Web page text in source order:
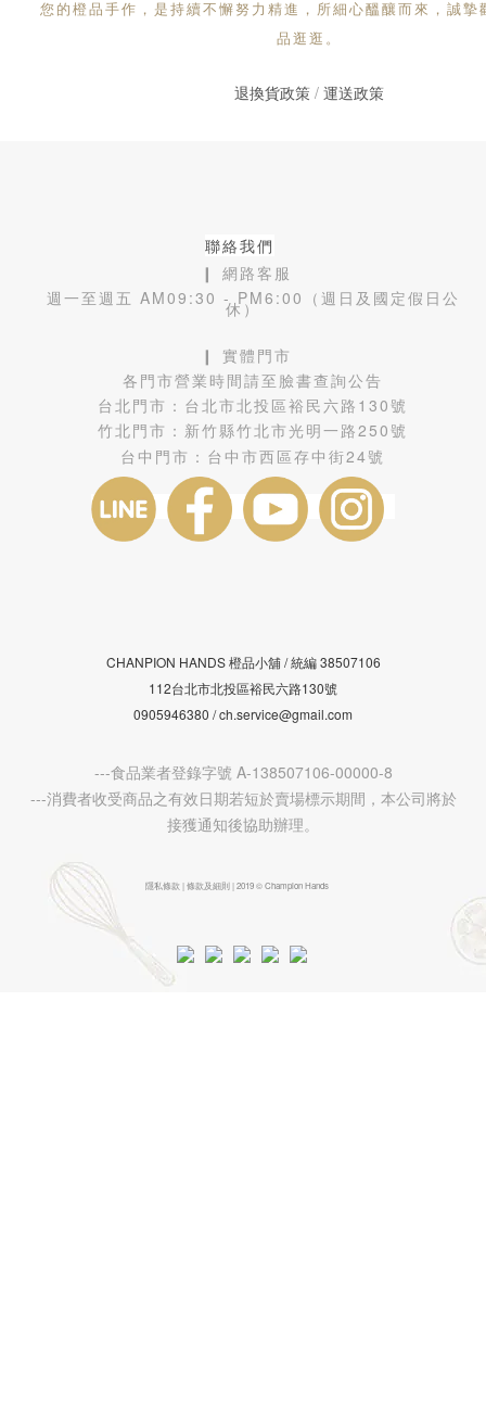
您的橙品手作，是持續不懈努力精進，所細心醞釀而來，誠摯
品逛逛。
退換貨政策/ 運送政策
聯絡我們
❙ 網路客服
週一至週五 AM09:30 - PM6:00（週日及國定假日公
休）
❙ 實體門市
各門市營業時間請至臉書查詢公告
台北門市： 台北市北投區裕民六路130號
竹北門市： 新竹縣竹北市光明一路250號
台中門市： 台中市西區存中街24號
CHANPION HANDS 橙品小舖 /統編38507106
112台北市北投區裕民六路130號
0905946380 / ch.service@gmail.com
---食品業者登錄字號 A-138507106-00000-8
---消費者收受商品之有效日期若短於賣場標示期間，本公司將於
接獲通知後協助辦理。
隱私條款 | 條款及細則 | 2019 © Champion Hands